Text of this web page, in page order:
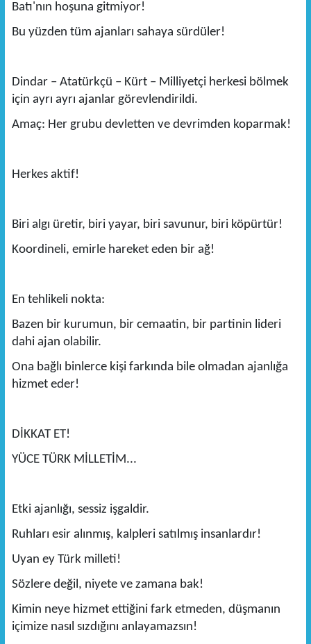
Batı'nın hoşuna gitmiyor!
Bu yüzden tüm ajanları sahaya sürdüler!
Dindar – Atatürkçü – Kürt – Milliyetçi herkesi bölmek
için ayrı ayrı ajanlar görevlendirildi.
Amaç: Her grubu devletten ve devrimden koparmak!
Herkes aktif!
Biri algı üretir, biri yayar, biri savunur, biri köpürtür!
Koordineli, emirle hareket eden bir ağ!
En tehlikeli nokta:
Bazen bir kurumun, bir cemaatin, bir partinin lideri
dahi ajan olabilir.
Ona bağlı binlerce kişi farkında bile olmadan ajanlığa
hizmet eder!
DİKKAT ET!
YÜCE TÜRK MİLLETİM...
Etki ajanlığı, sessiz işgaldir.
Ruhları esir alınmış, kalpleri satılmış insanlardır!
Uyan ey Türk milleti!
Sözlere değil, niyete ve zamana bak!
Kimin neye hizmet ettiğini fark etmeden, düşmanın
içimize nasıl sızdığını anlayamazsın!